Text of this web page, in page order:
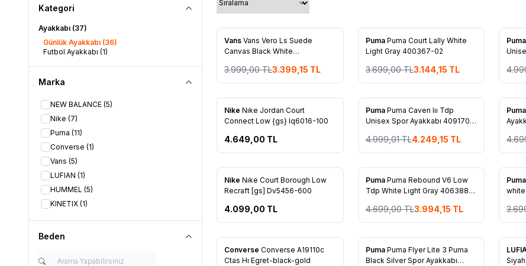
Kategori
Ayakkabı (37)
Günlük Ayakkabı (36)
Futbol Ayakkabı (1)
Marka
NEW BALANCE (5)
Nike (7)
Puma (11)
Converse (1)
Vans (5)
LUFIAN (1)
HUMMEL (5)
KINETIX (1)
Beden
%15
Favorilere Ekle
Vans Vans Vero Ls Suede
Canvas Black White
3.999,00TL3.399,15 TL
%15
Favorilere Ekle
Puma Puma Court Lally White
Light Gray 400367-02
3.699,00TL3.144,15 TL
%15
Puma
Favorilere Ekle
Nike Nıke Jordan Court
Connect Low {gs} Iq6016-100
4.649,00 TL
%15
Favorilere Ekle
Puma Puma Caven Iıı Tdp
Unisex Spor Ayakkabı 409170-
4.999,01TL4.249,15 TL
%15
Puma
Favorilere Ekle
Nike Nıke Court Borough Low
Recraft [gs] Dv5456-600
4.099,00 TL
%15
Favorilere Ekle
Puma Puma Rebound V6 Low
Tdp White Light Gray 406388-
4.699,00TL3.994,15 TL
%15
Puma
%15
Favorilere Ekle
Converse Converse A19110c
Ctas Hı Egret-black-gold
%15
Favorilere Ekle
Puma Puma Flyer Lite 3 Puma
Black Silver Spor Ayakkabı
% 25